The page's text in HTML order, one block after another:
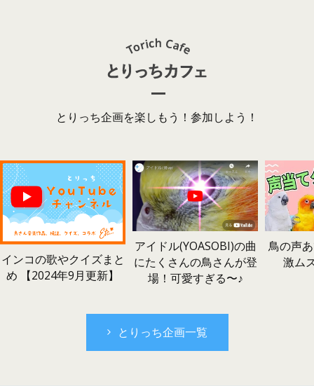
とりっち企画を楽しもう！参加しよう！
インコの歌やクイズまと
め 【2024年9月更新】
アイドル(YOASOBI)の曲
にたくさんの鳥さんが登
場！可愛すぎる〜♪
鳥の声
激ム
とりっち企画一覧